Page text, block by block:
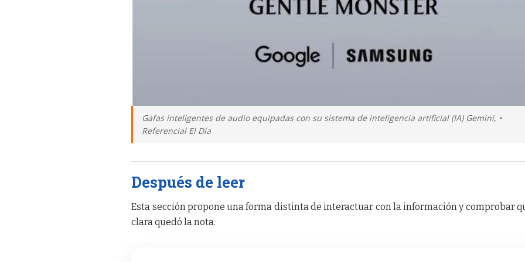
Gafas inteligentes de audio equipadas con su sistema de inteligencia artificial (IA) Gemini, •
Referencial El Día
Después de leer
Esta sección propone una forma distinta de interactuar con la información y comprobar
clara quedó la nota.